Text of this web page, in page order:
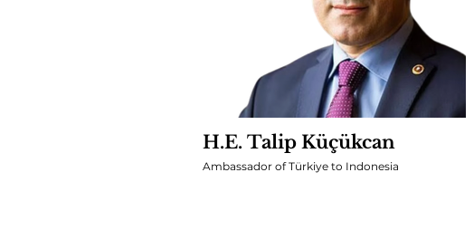
H.E. Talip Küçükcan
Ambassador of Türkiye to Indonesia